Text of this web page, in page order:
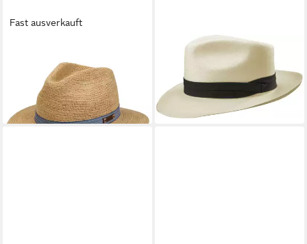
Fast ausverkauft
Sonnenhut (1-St)
Raffiastrohhut
149,00 €
lieferbar - in 3-4 Werktagen bei dir
STETSON
Strohhut Fedora Panama
bleached 5
359,00 €
lieferbar - in 3-4 Werktagen bei dir